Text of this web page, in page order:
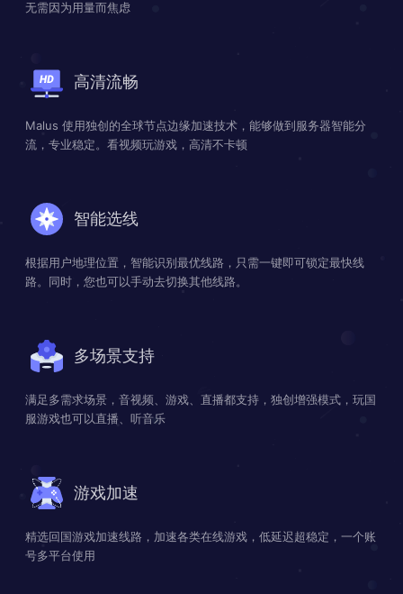
无需因为用量而焦虑
高清流畅
Malus 使用独创的全球节点边缘加速技术，能够做到服务器智能分
流，专业稳定。看视频玩游戏，高清不卡顿
智能选线
根据用户地理位置，智能识别最优线路，只需一键即可锁定最快线
路。同时，您也可以手动去切换其他线路。
多场景支持
满足多需求场景，音视频、游戏、直播都支持，独创增强模式，玩国
服游戏也可以直播、听音乐
游戏加速
精选回国游戏加速线路，加速各类在线游戏，低延迟超稳定，一个账
号多平台使用